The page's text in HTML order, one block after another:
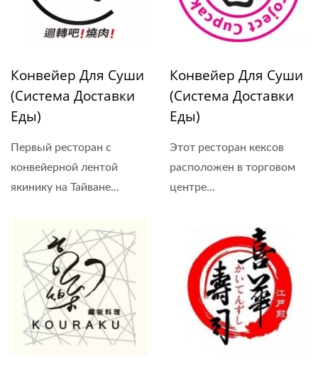
Конвейер Для Суши
(Система Доставки
Еды)
Первый ресторан с
конвейерной лентой
якинику на Тайване...
Конвейер Для Суши
(Система Доставки
Еды)
Этот ресторан кексов
расположен в торговом
центре...